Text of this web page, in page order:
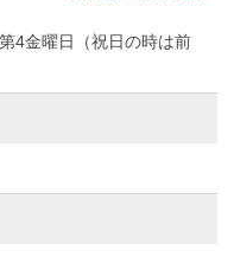
4金曜日（祝日の時は前